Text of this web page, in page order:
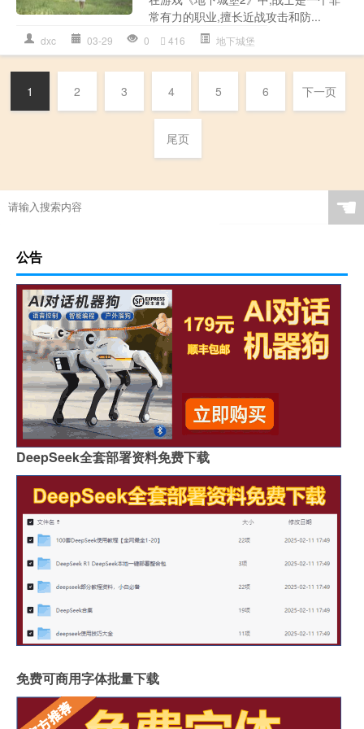
常有力的职业,擅长近战攻击和防...
dxc 03-29 0 416 地下城堡
1 2 3 4 5 6 下一页
尾页
☚
公告
DeepSeek全套部署资料免费下载
免费可商用字体批量下载